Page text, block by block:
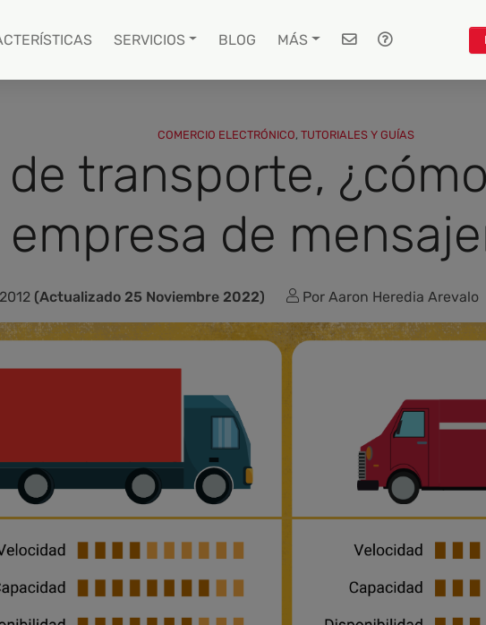
SERVICIOS BLOG MÁS
COMERCIO ELECTRÓNICO, TUTORIALES Y GUÍAS
transporte,
empresa de
(Actualizado 25 Noviembre 2022) Por Aaron Heredia Arevalo